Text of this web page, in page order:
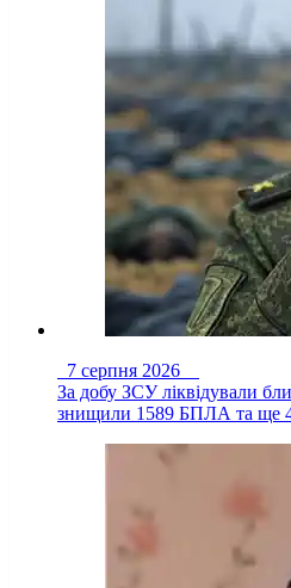
7 серпня 2026
За добу ЗСУ ліквідували
знищили 1589 БПЛА та ще